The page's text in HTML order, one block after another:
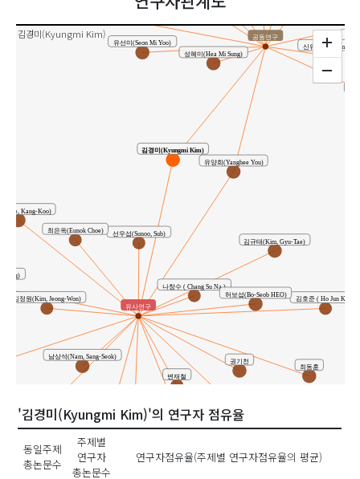
김경미(Kyungmi Kim)
유양희(Yanghee You)
신유림(Yu-Rim
유선미(Seon Mi Yoo)
성혜미(Hea Mi Sung)
권기선(Kwon, Gi-Seon)
권기천
김규태(Kim, Gyu-Tae)
김정원(Kim, Jeong-Won) 김호준 ( Ho Jun Kim )
나창수 ( Chang Su Na )
남상석(Nam, Sang-Seok)
박주희(Park, Ju-Hee)
변재철
선우섭(Sunoo, Sub)
양대승
(Lee, Kang-Koo)
조준용
최동훈
최은옥(Eunok Choe)
허보섭(Bo-Seob HEO)
김경미(Kyungmi Kim)
공동연구
유사연구
'김경미(Kyungmi Kim)'의 연구자 점유율
동일주제
총논문수
주제별
연구자
총논문수
연구자점유율(주제별 연구자점유율의 평균)